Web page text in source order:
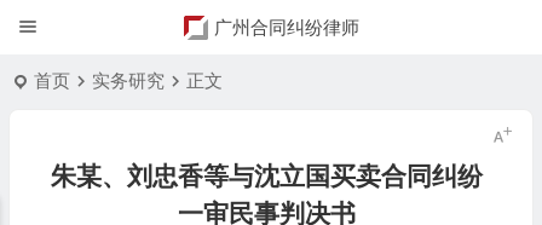
广州合同纠纷律师
首页 实务研究 正文
朱某、刘忠香等与沈立国买卖合同纠纷
一审民事判决书